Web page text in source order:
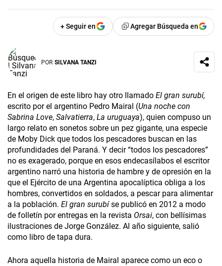
+ Seguir en Agregar Búsqueda en
POR SILVANA TANZI
En el origen de este libro hay otro llamado El gran surubí,
escrito por el argentino Pedro Mairal (Una noche con
Sabrina Love, Salvatierra, La uruguaya), quien compuso un
largo relato en sonetos sobre un pez gigante, una especie
de Moby Dick que todos los pescadores buscan en las
profundidades del Paraná. Y decir “todos los pescadores”
no es exagerado, porque en esos endecasílabos el escritor
argentino narró una historia de hambre y de opresión en la
que el Ejército de una Argentina apocalíptica obliga a los
hombres, convertidos en soldados, a pescar para alimentar
a la población. El gran surubíse publicó en 2012 a modo
de folletín por entregas en la revista Orsai, con bellísimas
ilustraciones de Jorge González. Al año siguiente, salió
como libro de tapa dura.
Ahora aquella historia de Mairal aparece como un eco o